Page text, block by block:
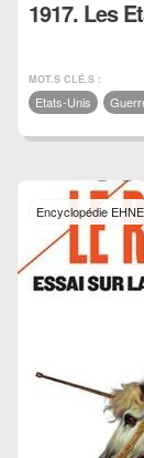
1917. Les
MOT.S CLÉ.S :
Etats-Unis
Encyclopédie EHNE